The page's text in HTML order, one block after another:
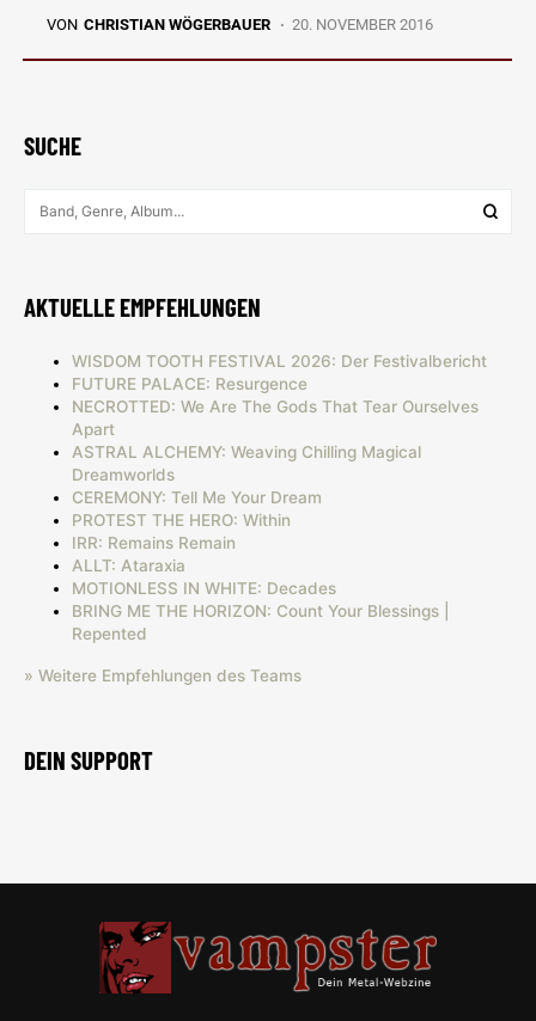
VON CHRISTIAN WÖGERBAUER 20. NOVEMBER 2016
SUCHE
AKTUELLE EMPFEHLUNGEN
WISDOM TOOTH FESTIVAL 2026: Der Festivalbericht
FUTURE PALACE: Resurgence
NECROTTED: We Are The Gods That Tear Ourselves
Apart
ASTRAL ALCHEMY: Weaving Chilling Magical
Dreamworlds
CEREMONY: Tell Me Your Dream
PROTEST THE HERO: Within
IRR: Remains Remain
ALLT: Ataraxia
MOTIONLESS IN WHITE: Decades
BRING ME THE HORIZON: Count Your Blessings |
Repented
» Weitere Empfehlungen des Teams
DEIN SUPPORT